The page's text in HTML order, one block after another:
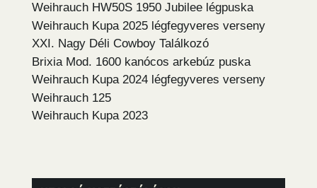
Weihrauch HW50S 1950 Jubilee légpuska
Weihrauch Kupa 2025 légfegyveres verseny
XXI. Nagy Déli Cowboy Találkozó
Brixia Mod. 1600 kanócos arkebúz puska
Weihrauch Kupa 2024 légfegyveres verseny
Weihrauch 125
Weihrauch Kupa 2023